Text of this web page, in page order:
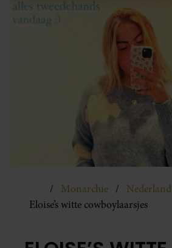
Monarchie
Nederland
Eloise’s witte cowboylaarsjes